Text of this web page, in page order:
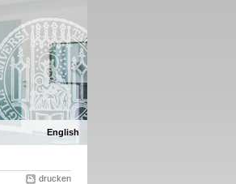
English
drucken